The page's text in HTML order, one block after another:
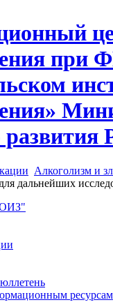
Алкоголизм и
дальнейших
ресурсам